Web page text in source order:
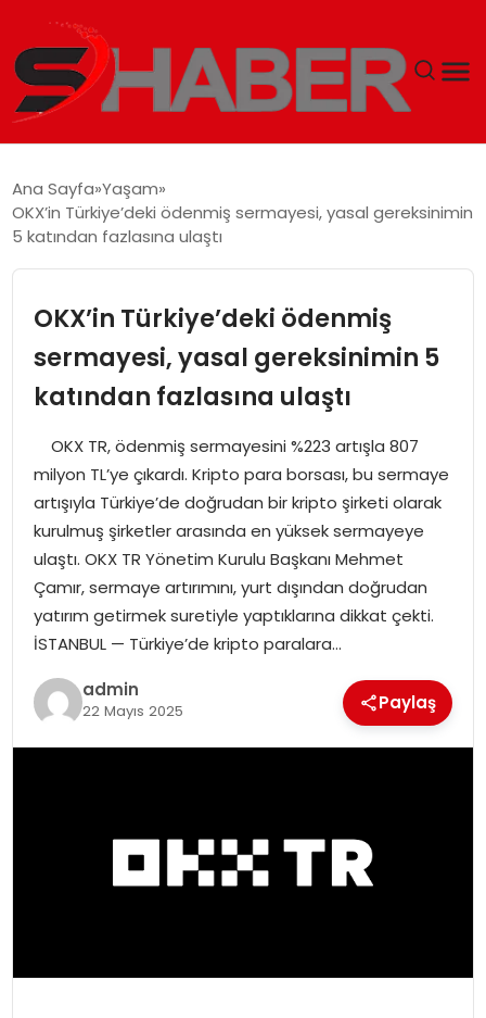
MAGAZIN
EKONOMI
SIYASET
EĞITIM
YAŞAM
Ana Sayfa Yaşam
OKX’in Türkiye’deki ödenmiş sermayesi, yasal gereksinimin
5 katından fazlasına ulaştı
OKX’in Türkiye’deki ödenmiş
sermayesi, yasal gereksinimin 5
katından fazlasına ulaştı
OKX TR, ödenmiş sermayesini %223 artışla 807
milyon TL’ye çıkardı. Kripto para borsası, bu sermaye
artışıyla Türkiye’de doğrudan bir kripto şirketi olarak
kurulmuş şirketler arasında en yüksek sermayeye
ulaştı. OKX TR Yönetim Kurulu Başkanı Mehmet
Çamır, sermaye artırımını, yurt dışından doğrudan
yatırım getirmek suretiyle yaptıklarına dikkat çekti.
İSTANBUL — Türkiye’de kripto paralara…
admin
22 Mayıs 2025 Paylaş